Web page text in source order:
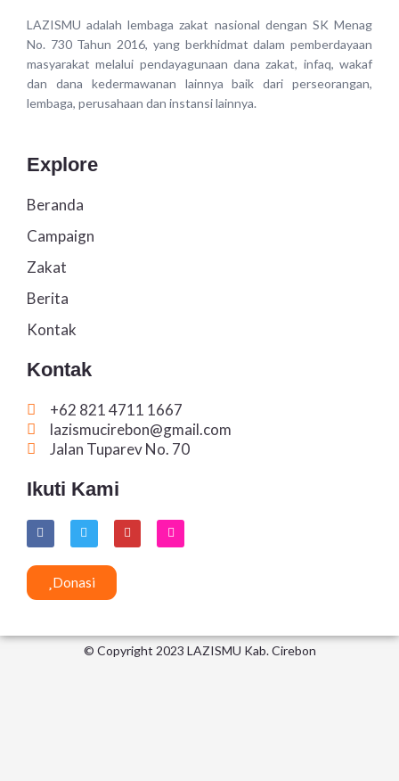
LAZISMU adalah lembaga zakat nasional dengan SK Menag
No. 730 Tahun 2016, yang berkhidmat dalam pemberdayaan
masyarakat melalui pendayagunaan dana zakat, infaq, wakaf
dan dana kedermawanan lainnya baik dari perseorangan,
lembaga, perusahaan dan instansi lainnya.
Explore
Beranda
Campaign
Zakat
Berita
Kontak
Kontak
+62 821 4711 1667
lazismucirebon@gmail.com
Jalan Tuparev No. 70
Ikuti Kami
F
a
c
e
o
T
w
i
t
e
r
Y
o
u
I
n
s
Donasi
© Copyright 2023 LAZISMU Kab. Cirebon